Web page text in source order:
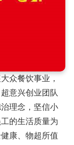
众餐饮事业，
意兴创业团队
理念，坚信小
的生活质量为
康、物超所值